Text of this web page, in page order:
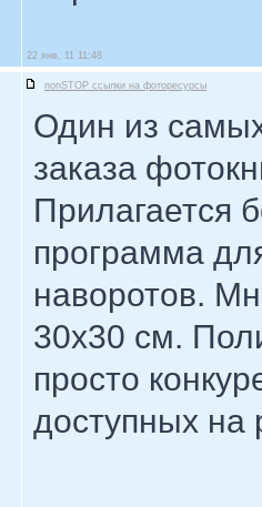
22 янв, 11 11:48
nonSTOP ссылки на фоторесурсы
Один из
заказа
Прилагается
программа
наворотов.
30х30 см.
просто
доступных на